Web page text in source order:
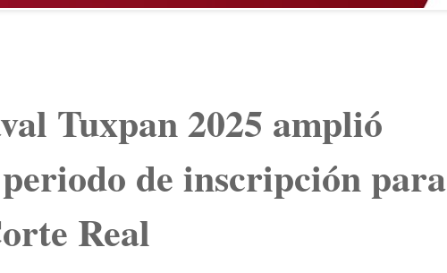
Tuxpan 2025 amplió
de inscripción para
Real